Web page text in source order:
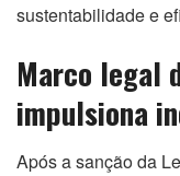
sustentabilidade e
Marco legal
impulsiona
Após a sanção da